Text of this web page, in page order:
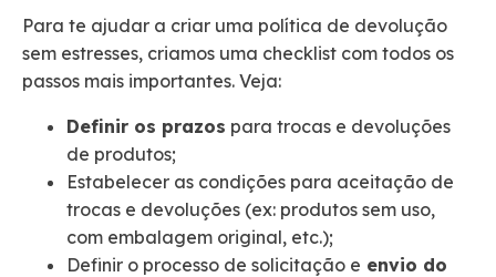
Para te ajudar a criar uma política de devolução
sem estresses, criamos uma checklist com todos os
passos mais importantes. Veja:
Definir os prazos para trocas e devoluções
de produtos;
Estabelecer as condições para aceitação de
trocas e devoluções (ex: produtos sem uso,
com embalagem original, etc.);
Definir o processo de solicitação e envio do